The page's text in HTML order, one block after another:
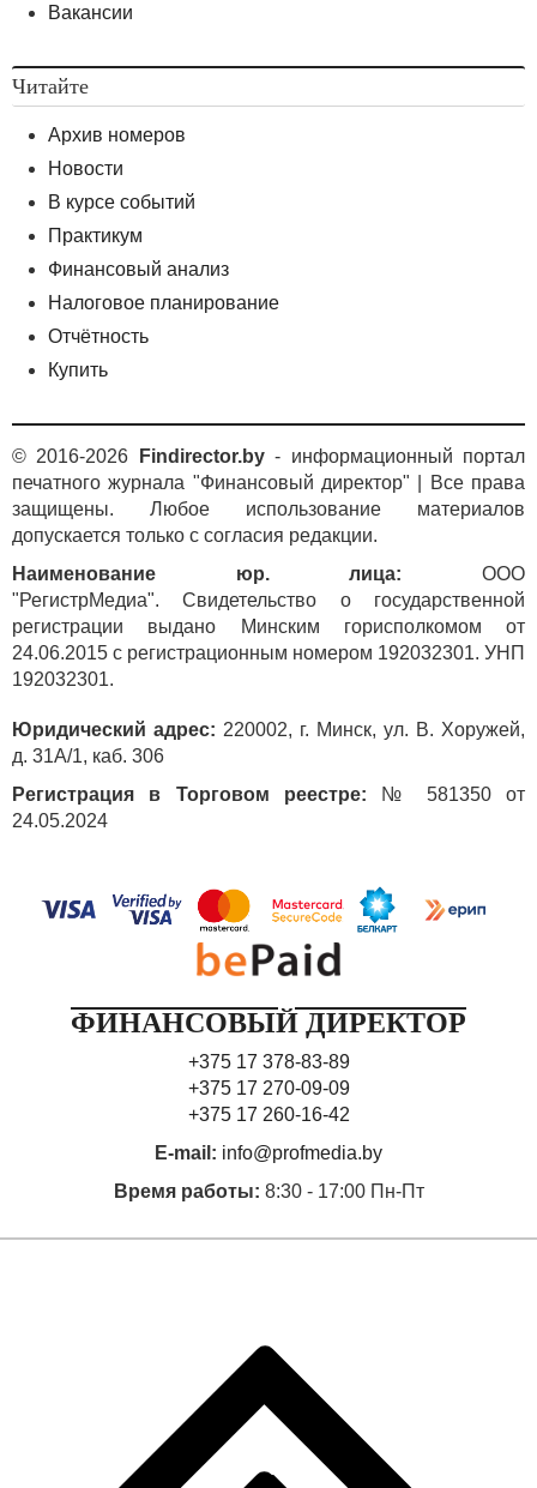
Вакансии
Читайте
Архив номеров
Новости
В курсе событий
Практикум
Финансовый анализ
Налоговое планирование
Отчётность
Купить
© 2016-2026 Findirector.by- информационный портал
печатного журнала "Финансовый директор" | Все права
защищены. Любое использование материалов
допускается только с согласия редакции.
Наименование юр. лица: ООО
"РегистрМедиа". Свидетельство о государственной
регистрации выдано Минским горисполкомом от
24.06.2015 с регистрационным номером 192032301. УНП
192032301.
Юридический адрес: 220002, г. Минск, ул. В. Хоружей,
д. 31А/1, каб. 306
Регистрация в Торговом реестре: № 581350 от
24.05.2024
ФИНАНСОВЫЙ ДИРЕКТОР
+375 17 378-83-89
+375 17 270-09-09
+375 17 260-16-42
E-mail: info@profmedia.by
Время работы: 8:30 - 17:00 Пн-Пт